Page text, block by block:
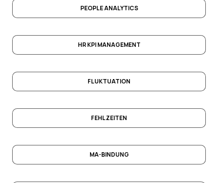
PEOPLE ANALYTICS
HR KPI MANAGEMENT
FLUKTUATION
FEHLZEITEN
MA-BINDUNG